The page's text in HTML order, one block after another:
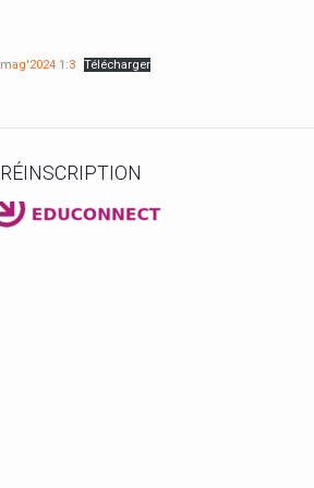
mag'2024 1:3 Télécharger
RÉINSCRIPTION